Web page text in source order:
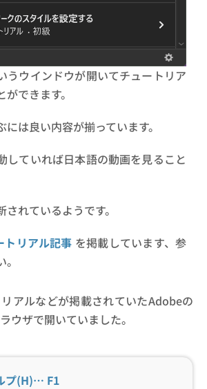
プ(H)… F1
うウインドウが開いてチュートリア
できます。
は良い内容が揃っています。
していれば日本語の動画を見ること
れているようです。
リアル記事 を掲載しています、参
アルなどが掲載されていたAdobeの
ウザで開いていました。